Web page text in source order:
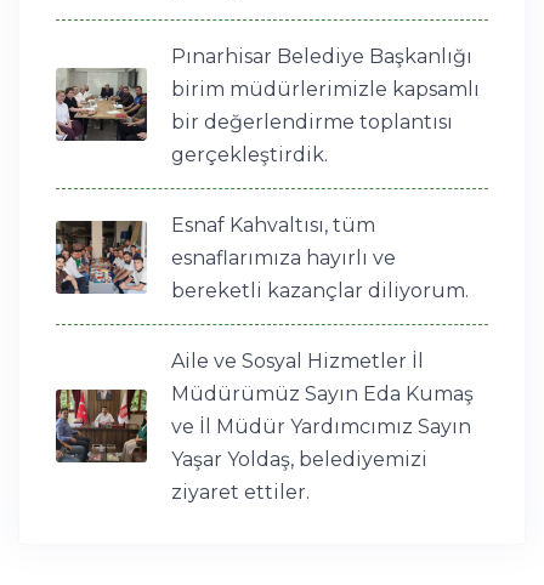
Pınarhisar Belediye Başkanlığı
birim müdürlerimizle kapsamlı
bir değerlendirme toplantısı
gerçekleştirdik.
Esnaf Kahvaltısı, tüm
esnaflarımıza hayırlı ve
bereketli kazançlar diliyorum.
Aile ve Sosyal Hizmetler İl
Müdürümüz Sayın Eda Kumaş
ve İl Müdür Yardımcımız Sayın
Yaşar Yoldaş, belediyemizi
ziyaret ettiler.